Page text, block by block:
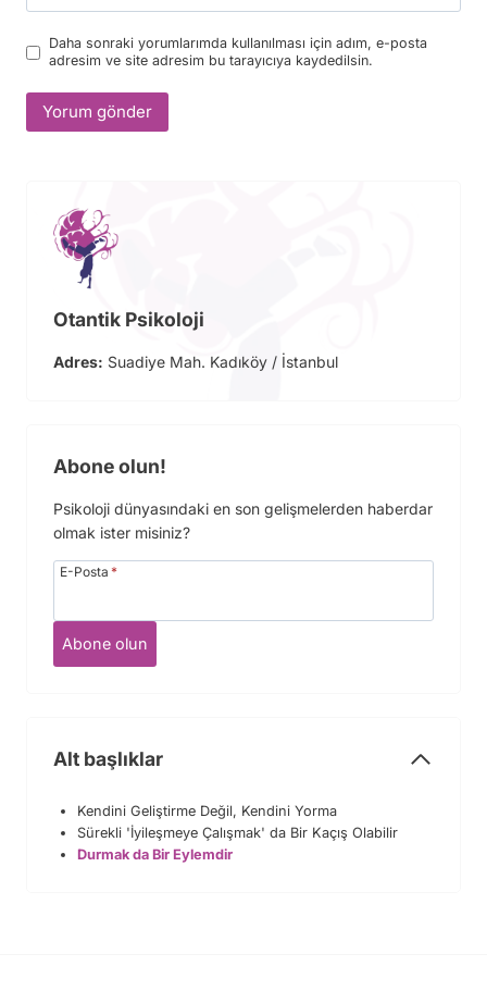
Daha sonraki yorumlarımda kullanılması için adım, e-posta
adresim ve site adresim bu tarayıcıya kaydedilsin.
Otantik Psikoloji
Adres: Suadiye Mah. Kadıköy / İstanbul
Abone olun!
Psikoloji dünyasındaki en son gelişmelerden haberdar
olmak ister misiniz?
E-Posta *
Abone olun
Alt başlıklar
Kendini Geliştirme Değil, Kendini Yorma
Sürekli 'İyileşmeye Çalışmak' da Bir Kaçış Olabilir
Durmak da Bir Eylemdir